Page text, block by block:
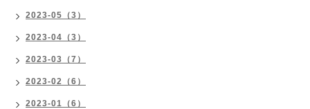
2023-05（3）
2023-04（3）
2023-03（7）
2023-02（6）
2023-01（6）